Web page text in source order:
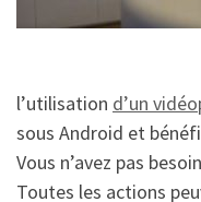
l’utilisation d’un
sous Android et
Vous n’avez pas
Toutes les actions